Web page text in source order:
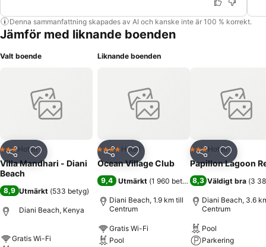
Denna sammanfattning skapades av AI och kanske inte är 100 % korrekt.
Jämför med liknande boenden
Valt boende
Dela Lägg till i Mina Favoriter
3 Stjärnor
Hotell
Villa Mandhari - Diani
Beach
8,9 Utmärkt (533 betyg)
Diani Beach, Kenya
Gratis Wi-Fi
Liknande boenden
Dela Lägg till i Mina Favoriter
4 StjärnorHotell
Ocean Village Club
9,4 Utmärkt (1 960 betyg)
Diani Beach, 1.9 km till
Centrum
Gratis Wi-Fi
Pool
Dela Lägg till
3 Stjärnor
Hotell
Papillon Lagoon
8,3 Väldigt bra (3
Diani Beach, 3.6
Centrum
Pool
Parkering